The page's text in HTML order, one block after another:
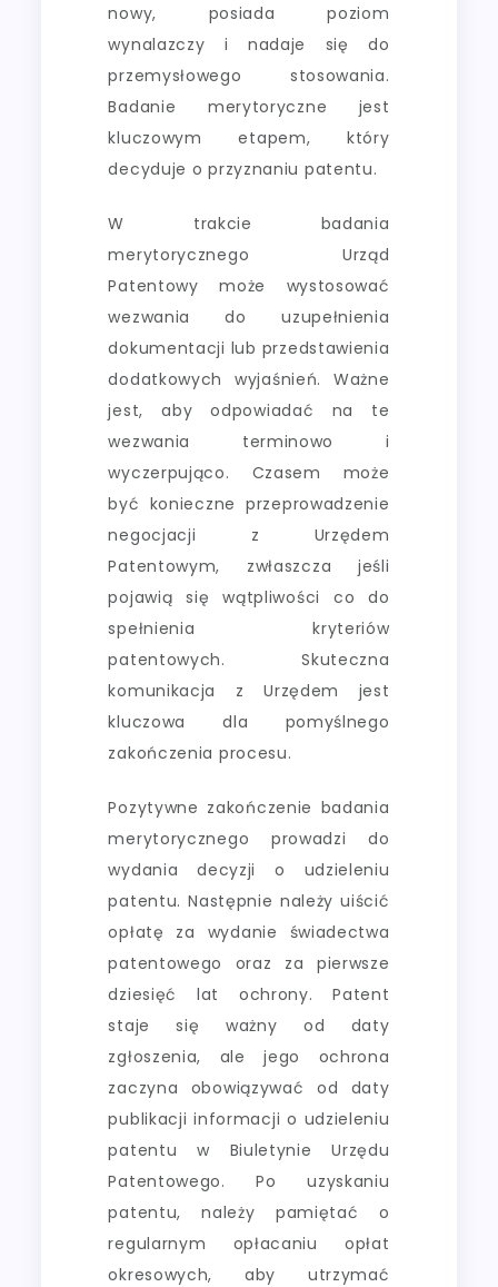
nowy, posiada poziom
wynalazczy i nadaje się do
przemysłowego stosowania.
Badanie merytoryczne jest
kluczowym etapem, który
decyduje o przyznaniu patentu.
W trakcie badania
merytorycznego Urząd
Patentowy może wystosować
wezwania do uzupełnienia
dokumentacji lub przedstawienia
dodatkowych wyjaśnień. Ważne
jest, aby odpowiadać na te
wezwania terminowo i
wyczerpująco. Czasem może
być konieczne przeprowadzenie
negocjacji z Urzędem
Patentowym, zwłaszcza jeśli
pojawią się wątpliwości co do
spełnienia kryteriów
patentowych. Skuteczna
komunikacja z Urzędem jest
kluczowa dla pomyślnego
zakończenia procesu.
Pozytywne zakończenie badania
merytorycznego prowadzi do
wydania decyzji o udzieleniu
patentu. Następnie należy uiścić
opłatę za wydanie świadectwa
patentowego oraz za pierwsze
dziesięć lat ochrony. Patent
staje się ważny od daty
zgłoszenia, ale jego ochrona
zaczyna obowiązywać od daty
publikacji informacji o udzieleniu
patentu w Biuletynie Urzędu
Patentowego. Po uzyskaniu
patentu, należy pamiętać o
regularnym opłacaniu opłat
okresowych, aby utrzymać